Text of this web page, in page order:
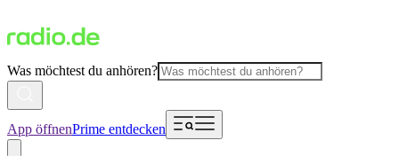
Was möchtest du anhören?
App öffnenPrime entdecken